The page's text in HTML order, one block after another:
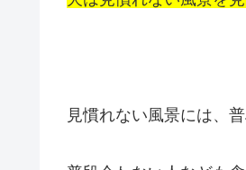
見慣れない風景には、